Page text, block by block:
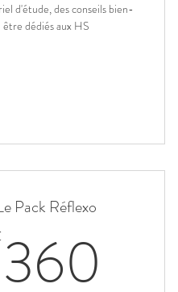
d'étude, des conseils bien-
être dédiés aux HS
Pack Réflexo
360